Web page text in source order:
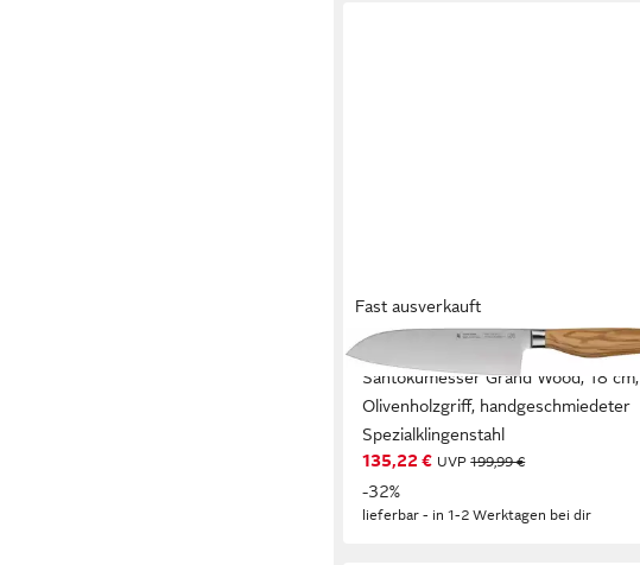
Fast ausverkauft
Santokumesser Grand Wood, 18 cm,
Olivenholzgriff, handgeschmiedeter
Spezialklingenstahl
135,22 € UVP199,99 €
-32%
lieferbar - in 1-2 Werktagen bei dir